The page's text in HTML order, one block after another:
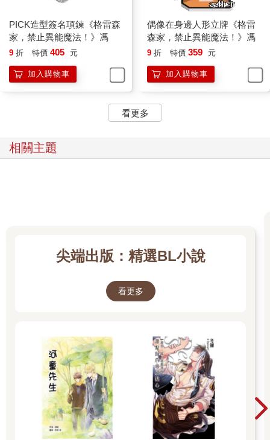
今天前來掃墓的他穿了一身黑，佩戴在身上的魔法飾物也不例
翡翠。
在翡翠能量的籠罩下，張牙舞爪的怨氣不甘似地扭動幾下後，再
次隱沒到維德體內，他的一身殺氣漸漸被安撫下來。
菲爾總算鬆了口氣，雖然還有很多事情尚未解決，但喚回維德的
理智是最重要的一步。
相較放鬆下來的菲爾，其他人則處於驚恐狀態——他們都被菲爾
蓋倫甚至想要使用異能救回菲爾，卻在出手前被馮拉住：「等
維德與菲爾距離太近了，只需一瞬便能取菲爾性命，就連原本與
維德交手的柏莎都不敢動。
指，輕巧纏上她的腰間，再次變回平平無奇的腰帶。
著她的槍口。此時菲爾依然死死抱住維德，就怕他衝動之下做出
這還是維德初次與這個新認識的弟弟如此親近⋯⋯
（更多精彩內容，請見《格雷森家，禁止異能魔法！ 3》）
PICK造型簽名項鍊《格雷森
家，禁止異能魔法！》馮
9 折 特價 405 元
加入購物車
偶像在身邊人形立牌《格雷
森家，禁止異能魔法！》馮
9 折 特價 359 元
加入購物車
看更多
相關主題
尖端出版：精選BL小說
看更多